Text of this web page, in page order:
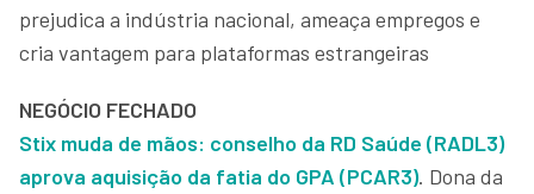
prejudica a indústria nacional, ameaça empregos e
cria vantagem para plataformas estrangeiras
NEGÓCIO FECHADO
Stix muda de mãos: conselho da RD Saúde (RADL3)
aprova aquisição da fatia do GPA (PCAR3). Dona da